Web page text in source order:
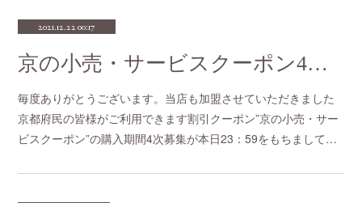
2021.12.22 00:17
京の小売・サービスクーポン4次募集本日まで
毎度ありがとうございます。当店も加盟させていただきました
京都府民の皆様がご利用できます割引クーポン”京の小売・サー
ビスクーポン”の購入期間4次募集が本日23：59をもちまして…